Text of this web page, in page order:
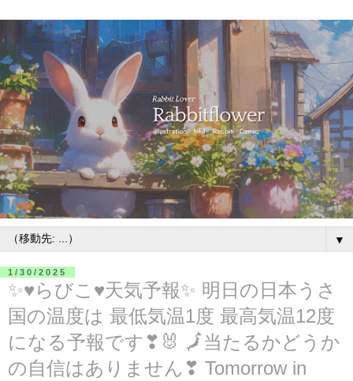
▼
1/30/2025
✨♥らびこ♥天気予報✨ 明日の日本うさ
国の温度は 最低気温1度 最高気温12度
になる予報です❣🐰 🗾当たるかどうか
の自信はありません❣ Tomorrow in